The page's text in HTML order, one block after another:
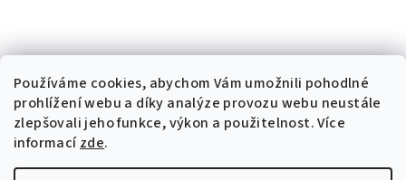
Používáme cookies, abychom Vám umožnili pohodlné
prohlížení webu a díky analýze provozu webu neustále
zlepšovali jeho funkce, výkon a použitelnost. Více
informacízde.